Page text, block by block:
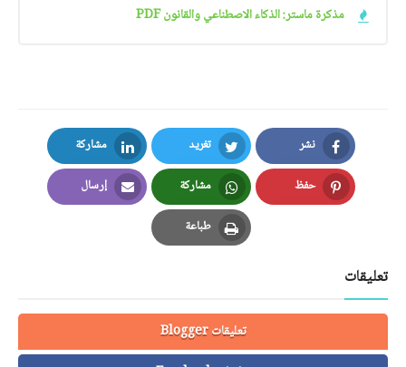
مذكرة ماستر: الذكاء الاصطناعي والقانون PDF
نشر
Facebook
تغريد
Twitter
مشاركة
LinkedIn
حفظ
Pinterest
مشاركة
Whatsapp
إرسال
Email
طباعة
Print
تعليقات
تعليقات Blogger